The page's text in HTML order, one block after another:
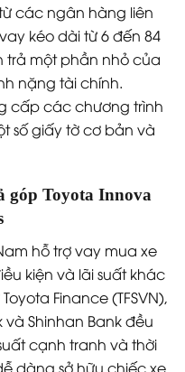
các ngân hàng liên
kéo dài từ 6 đến 84
một phần nhỏ của
nặng tài chính.
cấp các chương trình
số giấy tờ cơ bản và
góp Toyota Innova
hỗ trợ vay mua xe
kiện và lãi suất khác
Finance (TFSVN),
và Shinhan Bank đều
cạnh tranh và thời
dàng sở hữu chiếc xe